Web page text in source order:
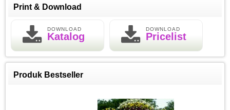
Print & Download
DOWNLOAD
Katalog
DOWNLOAD
Pricelist
Produk Bestseller